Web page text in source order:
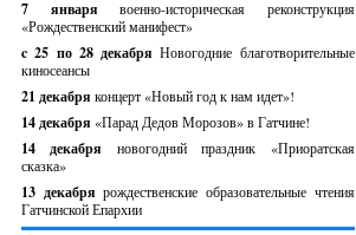
7 январявоенно-историческая реконструкция
«Рождественский манифест»
c 25 по 28 декабряНовогодние благотворительные
киносеансы
21 декабря концерт «Новый год к нам идет»!
14 декабря «Парад Дедов Морозов» в Гатчине!
14 декабря новогодний праздник «Приоратская
сказка»
13 декабрярождественские образовательные чтения
Гатчинской Епархии